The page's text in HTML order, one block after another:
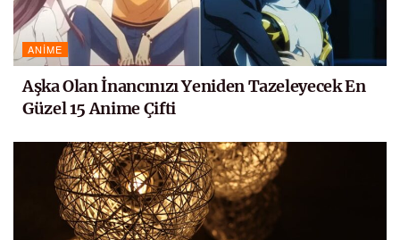
ANIME
Aşka Olan İnancınızı Yeniden Tazeleyecek En
Güzel 15 Anime Çifti